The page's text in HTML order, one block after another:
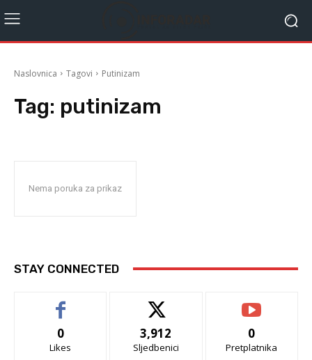
Naslovnica Tagovi Putinizam
Tag: putinizam
Nema poruka za prikaz
STAY CONNECTED
0
Likes
3,912
Sljedbenici
0
Pretplatnika